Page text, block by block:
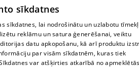
sīkdatnes
sīkdatnes, lai nodrošinātu un uzlabotu
reklāmu un satura ģenerēšanai, veiktu
datu apkopošanu, kā arī produktu
par visām sīkdatnēm, kuras tiek
var atšķirties atkarībā no